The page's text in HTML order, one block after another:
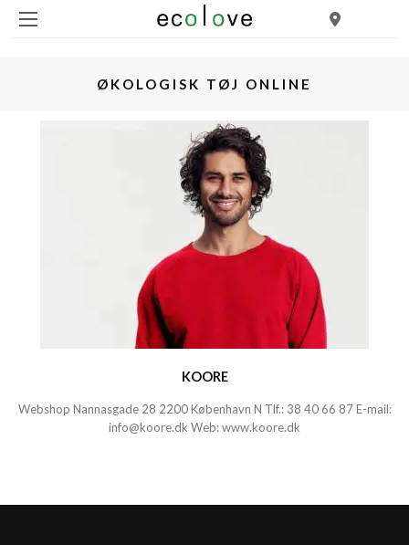
ØKOLOGISK TØJ ONLINE
KOORE
Webshop Nannasgade 28 2200 København N Tlf.: 38 40 66 87E-mail:
info@koore.dk Web:www.koore.dk